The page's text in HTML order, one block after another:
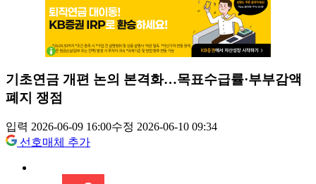
기초연금 개편 논의 본격화…목표수급률·부부감액
폐지 쟁점
입력 2026-06-09 16:00수정 2026-06-10 09:34
선호매체 추가